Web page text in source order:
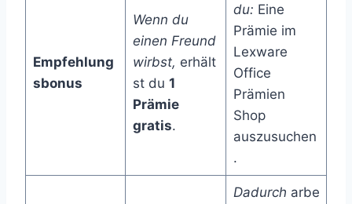
Empfehlung
sbonus
Wenn du
einen Freund
wirbst, erhält
st du 1
Prämie
gratis.
du: Eine
Prämie im
Lexware
Office
Prämien
Shop
auszusuchen
.
Dadurch arbe